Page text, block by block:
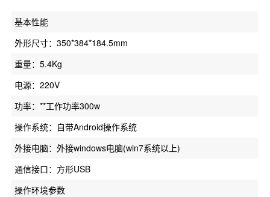
基本性能
外形尺寸：350*384*184.5mm
重量：5.4Kg
电源：220V
功率：**工作功率300w
操作系统：自带Android操作系统
外接电脑：外接windows电脑(win7系统以上)
通信接口：方形USB
操作环境参数